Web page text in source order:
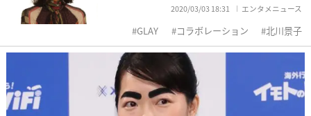
2020/03/03 18:31 エンタメニュース
GLAY コラボレーション 北川景子